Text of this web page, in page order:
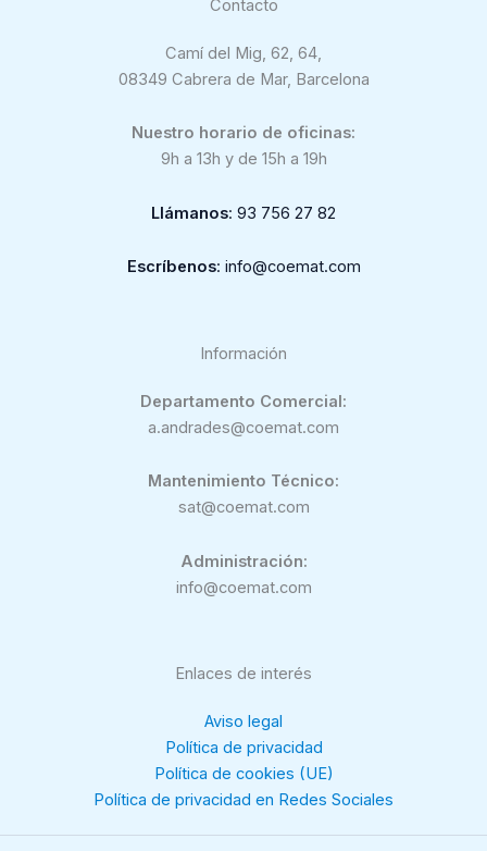
Contacto
Camí del Mig, 62, 64,
08349 Cabrera de Mar, Barcelona
Nuestro horario de oficinas:
9h a 13h y de 15h a 19h
Llámanos: 93 756 27 82
Escríbenos: info@coemat.com
Información
Departamento Comercial:
a.andrades@coemat.com
Mantenimiento Técnico:
sat@coemat.com
Administración:
info@coemat.com
Enlaces de interés
Aviso legal
Política de privacidad
Política de cookies (UE)
Política de privacidad en Redes Sociales